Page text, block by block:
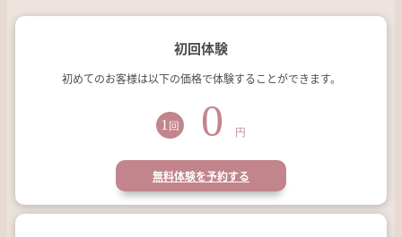
よくある質問
FRIEND
お友だち紹介
CONTACT
初回体験
初めてのお客様は以下の価格で体験することができます。
1 回 0 円
無料体験を予約する